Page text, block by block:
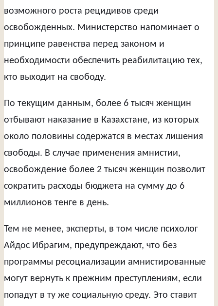
возможного роста рецидивов среди
освобожденных. Министерство напоминает о
принципе равенства перед законом и
необходимости обеспечить реабилитацию тех,
кто выходит на свободу.
По текущим данным, более 6 тысяч женщин
отбывают наказание в Казахстане, из которых
около половины содержатся в местах лишения
свободы. В случае применения амнистии,
освобождение более 2 тысяч женщин позволит
сократить расходы бюджета на сумму до 6
миллионов тенге в день.
Тем не менее, эксперты, в том числе психолог
Айдос Ибрагим, предупреждают, что без
программы ресоциализации амнистированные
могут вернуть к прежним преступлениям, если
попадут в ту же социальную среду. Это ставит